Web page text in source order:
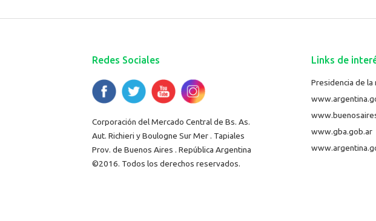
Redes Sociales
Corporación del Mercado Central de Bs. As.
Aut. Richieri y Boulogne Sur Mer . Tapiales
Prov. de Buenos Aires . República Argentina
©2016. Todos los derechos reservados.
Links de
Presidencia de la
www.gba.gob.ar